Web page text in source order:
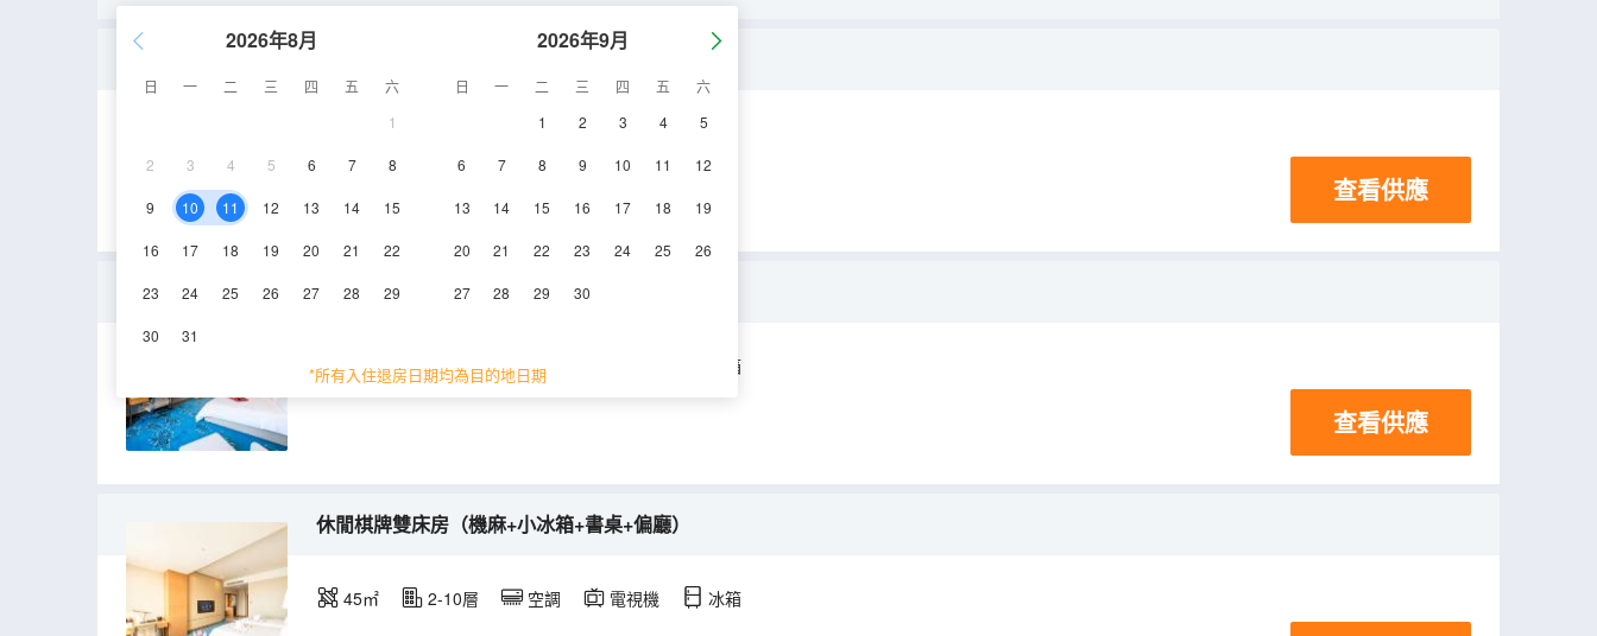
2026年8月
日 一 二 三 四 五
六
1
2 3 4 5 6 7 8
9 10 11 12 13 14 15
16 17 18 19 20 21 22
23 24 25 26 27 28 29
30 31
2026年9月
日 一 二 三 四 五
六
1
2 3 4 5
6 7 8 9 10 11 12
13 14 15 16 17 18 19
20 21 22 23 24 25 26
27 28 29 30
*所有入住退房日期均為目的地日期
豪華雙床房（書籍+小冰箱+書桌+湖景）
空調 電視機 冰箱
查看供應
休閒棋牌大床房（機麻+小冰箱+書桌+偏廳）
45㎡ 2-10層 空調 冰箱
查看供應
休閒棋牌雙床房（機麻+小冰箱+書桌+偏廳）
45㎡ 2-10層 空調 電視機 冰箱